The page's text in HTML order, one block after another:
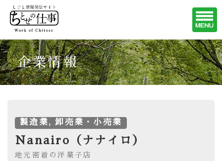
企業情報
製造業, 卸売業・小売業
Nanairo（ナナイロ）
地元密着の洋菓子店